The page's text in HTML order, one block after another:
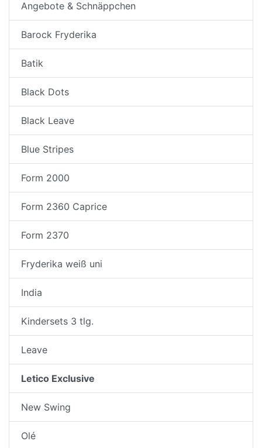
Angebote & Schnäppchen
Barock Fryderika
Batik
Black Dots
Black Leave
Blue Stripes
Form 2000
Form 2360 Caprice
Form 2370
Fryderika weiß uni
India
Kindersets 3 tlg.
Leave
Letico Exclusive
New Swing
Olé